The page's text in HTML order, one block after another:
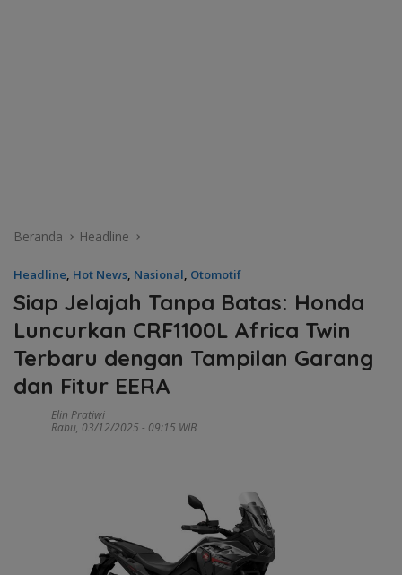
Beranda Headline
Headline, Hot News, Nasional, Otomotif
Siap Jelajah Tanpa Batas: Honda
Luncurkan CRF1100L Africa Twin
Terbaru dengan Tampilan Garang
dan Fitur EERA
Elin Pratiwi
Rabu, 03/12/2025 - 09:15 WIB